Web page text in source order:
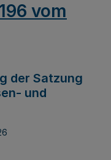
vom
der Satzung
und